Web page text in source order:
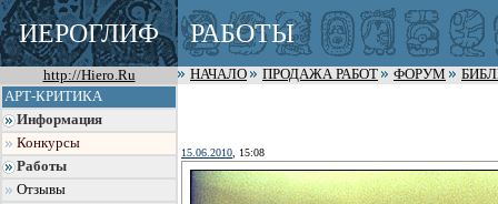
ИЕРОГЛИФ РАБОТЫ
http://Hiero.Ru НАЧАЛО ПРОДАЖА РАБОТ ФОРУМ
АРТ-КРИТИКА
Информация
Конкурсы
Работы
Отзывы
15.06.2010 , 15:08